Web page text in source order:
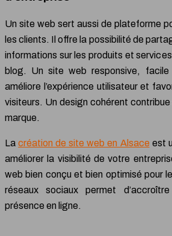
Un site web sert aussi de plateforme
les clients. Il offre la possibilité de
informations sur les produits et
blog. Un site web responsive,
améliore l’expérience utilisateur et
visiteurs. Un design cohérent contribue
marque.
Lacréation de site web en Alsace est
améliorer la visibilité de votre
web bien conçu et bien optimisé pour
réseaux sociaux permet
présence en ligne.